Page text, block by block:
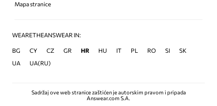
Mapa stranice
WEARETHEANSWEAR IN:
BG CY CZ GR HR HU IT PL RO SI
SK
UA
UA(RU)
Sadržaj ove web stranice zaštićen je autorskim pravom i pripada
Answear.com S.A.